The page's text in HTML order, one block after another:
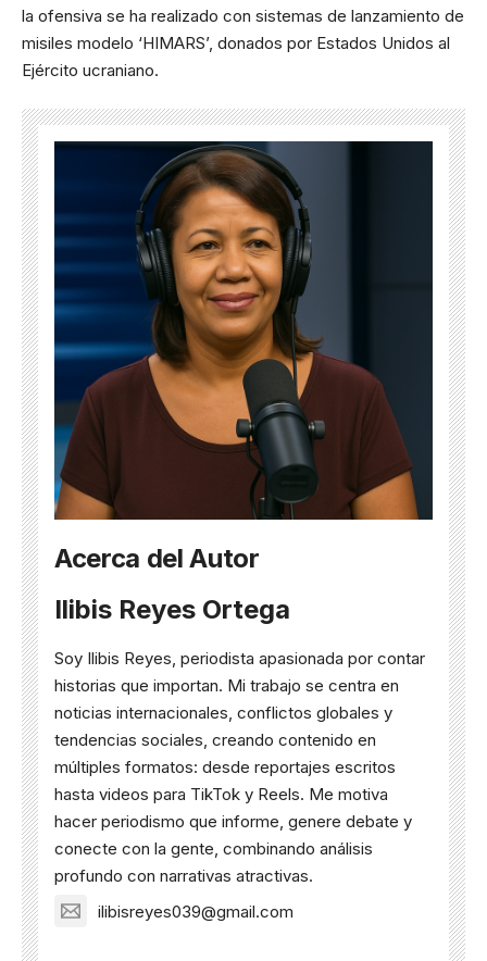
la ofensiva se ha realizado con sistemas de lanzamiento de
misiles modelo ‘HIMARS’, donados por Estados Unidos al
Ejército ucraniano.
Acerca del Autor
Ilibis Reyes Ortega
Soy Ilibis Reyes, periodista apasionada por contar
historias que importan. Mi trabajo se centra en
noticias internacionales, conflictos globales y
tendencias sociales, creando contenido en
múltiples formatos: desde reportajes escritos
hasta videos para TikTok y Reels. Me motiva
hacer periodismo que informe, genere debate y
conecte con la gente, combinando análisis
profundo con narrativas atractivas.
ilibisreyes039@gmail.com